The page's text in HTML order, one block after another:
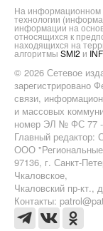
На информационном
технологии
информации на
относящихся к
находящихся на
алгоритмы SMI2 и
© 2026 Сетевое
зарегистрировано
связи,
и массовых
номер ЭЛ № ФС 77 -
Главный редактор:
ООО
97136, г. Санкт-
Чкаловское,
Чкаловский пр-кт.,
Контакты: